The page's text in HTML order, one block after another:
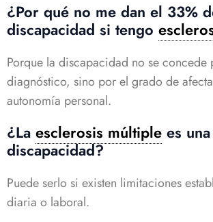
¿Por qué no me dan el 33%
discapacidad si tengo
Porque la discapacidad no se concede
diagnóstico, sino por el grado de
autonomía personal.
¿La esclerosis múltiple es una
discapacidad?
Puede serlo si existen limitaciones
diaria o laboral.